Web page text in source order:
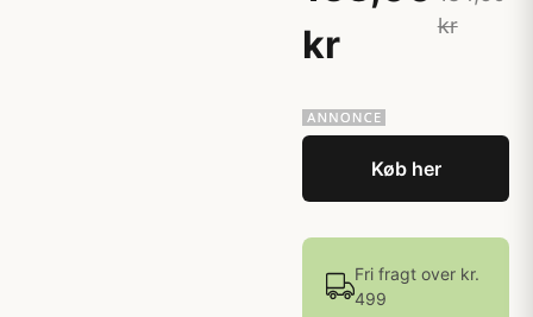
kr
kr
Køb her
Fri fragt over kr.
499